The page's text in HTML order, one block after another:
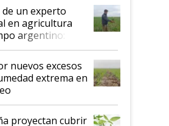
un experto
en agricultura
argentino:
nuevos excesos
extrema en
proyectan cubrir